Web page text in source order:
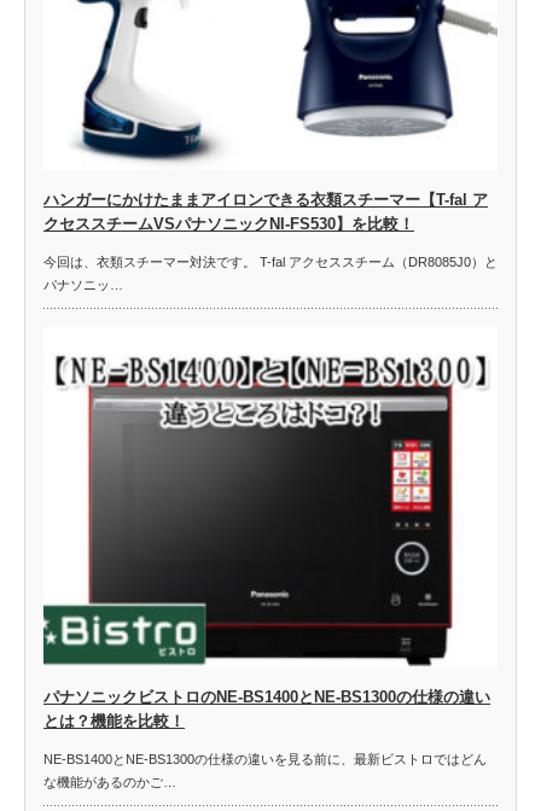
ハンガーにかけたままアイロンできる衣類スチーマー【T-fal ア
クセススチームVSパナソニックNI-FS530】を比較！
今回は、衣類スチーマー対決です。 T-fal アクセススチーム（DR8085J0）と
パナソニッ…
パナソニックビストロのNE-BS1400とNE-BS1300の仕様の違い
とは？機能を比較！
NE-BS1400とNE-BS1300の仕様の違いを見る前に、最新ビストロではどん
な機能があるのかご…